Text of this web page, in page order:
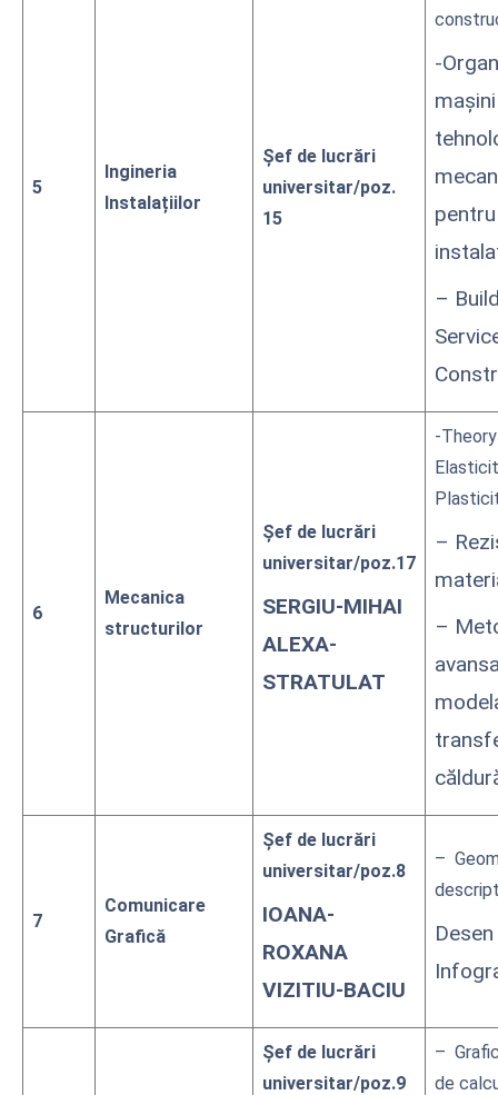
5
Ingineria
Instalațiilor
Șef de lucrări
universitar/poz.
15
-
pentru
–
6
Mecanica
structurilor
Șef de lucrări
universitar/poz.17
SERGIU-MIHAI
ALEXA-
STRATULAT
-
–
–
7
Comunicare
Grafică
Șef de lucrări
universitar/poz.8
IOANA-
ROXANA
VIZITIU-BACIU
–
Șef de lucrări
universitar/poz.9
–
de